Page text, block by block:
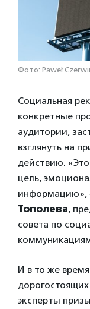
Фото: Paweł
Социальная
конкретные
аудитории,
взглянуть на
действию.
цель,
информацию»,
Тополева,
совета по
И в то же
эксперты